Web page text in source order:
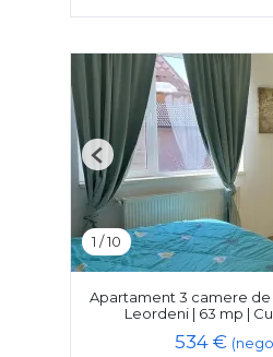
1 /10
Previous
Apartament 3 camere de
Leordeni | 63 mp |
534 €